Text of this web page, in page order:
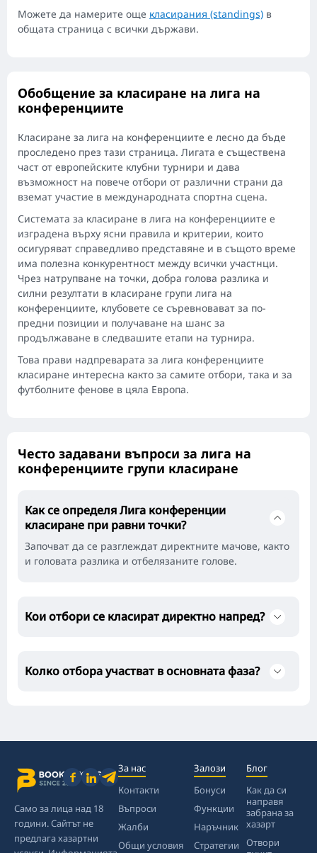
Можете да намерите още класирания (standings) в
общата страница с всички държави.
Обобщение за класиране на лига на
конференциите
Класиране за лига на конференциите е лесно да бъде
проследено през тази страница. Лигата е съществена
част от европейските клубни турнири и дава
възможност на повече отбори от различни страни да
вземат участие в международната спортна сцена.
Системата за класиране в лига на конференциите е
изградена върху ясни правила и критерии, които
осигуряват справедливо представяне и в същото време
има полезна конкурентност между всички участнци.
Чрез натрупване на точки, добра голова разлика и
силни резултати в класиране групи лига на
конференциите, клубовете се съревновават за по-
предни позиции и получаване на шанс за
продължаване в следвашите етапи на турнира.
Това прави надпреварата за лига конференциите
класиране интересна както за самите отбори, така и за
футболните фенове в цяла Европа.
Често задавани въпроси за лига на
конференциите групи класиране
Как се определя Лига конференции
класиране при равни точки?
Започват да се разглеждат директните мачове, както
и головата разлика и отбелязаните голове.
Кои отбори се класират директно напред?
Колко отбора участват в основната фаза?
Само за лица над 18
години. Сайтът не
предлага хазартни
За нас
Контакти
Въпроси
Жалби
Общи условия
Залози
Бонуси
Функции
Наръчник
Стратегии
Блог
Как да си
направя
забрана за
хазарт
Отвори